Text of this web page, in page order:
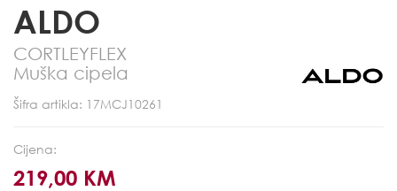
ALDO
CORTLEYFLEX
Muška cipela
Šifra artikla: 17MCJ10261
Cijena:
219,00 KM